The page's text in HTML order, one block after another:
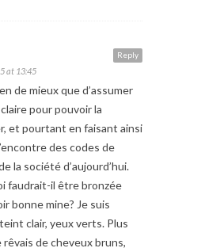
Reply
at 13:45
de mieux que d’assumer
pour pouvoir la
et pourtant en faisant ainsi
des codes de
la société d’aujourd’hui.
faudrait-il être bronzée
bonne mine? Je suis
clair, yeux verts. Plus
rêvais de cheveux bruns,